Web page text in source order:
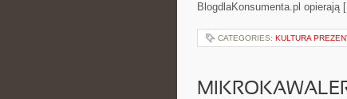
BlogdlaKonsumenta.pl opierają
CATEGORIES: KULTURA